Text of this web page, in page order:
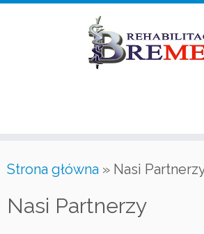
Strona główna » Nasi
Nasi Partnerzy